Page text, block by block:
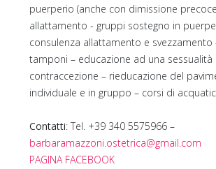
puerperio (anche con dimissione
allattamento - gruppi sostegno in
consulenza allattamento e
tamponi – educazione ad una sessualità
contraccezione – rieducazione del
individuale e in gruppo – corsi di
Contatti: Tel. +39 340 5575966 –
barbaramazzoni.ostetrica@gmail.com
PAGINA FACEBOOK